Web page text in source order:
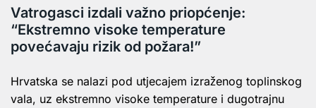
Vatrogasci izdali važno priopćenje:
“Ekstremno visoke temperature
povećavaju rizik od požara!”
Hrvatska se nalazi pod utjecajem izraženog toplinskog
vala, uz ekstremno visoke temperature i dugotrajnu